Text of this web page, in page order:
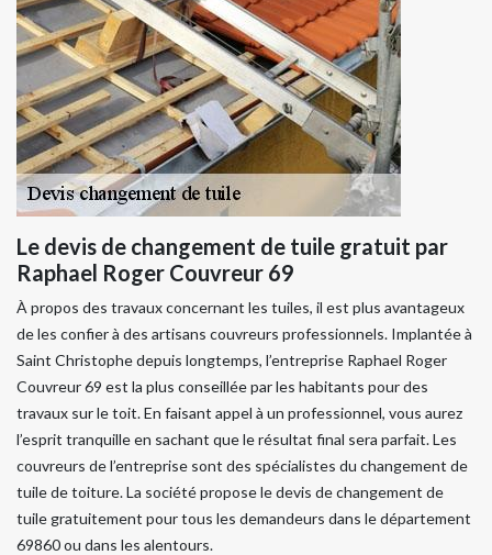
Le devis de changement de tuile gratuit par
Raphael Roger Couvreur 69
À propos des travaux concernant les tuiles, il est plus avantageux
de les confier à des artisans couvreurs professionnels. Implantée à
Saint Christophe depuis longtemps, l’entreprise Raphael Roger
Couvreur 69 est la plus conseillée par les habitants pour des
travaux sur le toit. En faisant appel à un professionnel, vous aurez
l’esprit tranquille en sachant que le résultat final sera parfait. Les
couvreurs de l’entreprise sont des spécialistes du changement de
tuile de toiture. La société propose le devis de changement de
tuile gratuitement pour tous les demandeurs dans le département
69860 ou dans les alentours.